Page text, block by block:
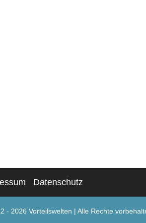
Datenschutz
- 2026 Vorteilswelten | Alle Rechte